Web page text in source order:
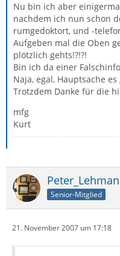
Nu bin ich aber
nachdem ich nun schon
rumgedoktort, und -
Aufgeben mal die Oben
plötzlich gehts!?!?!
Bin ich da einer
Naja, egal, Hauptsache
Trotzdem Danke für die
mfg
Kurt
Senior-Mitglied
21. November 2007 um 17:18